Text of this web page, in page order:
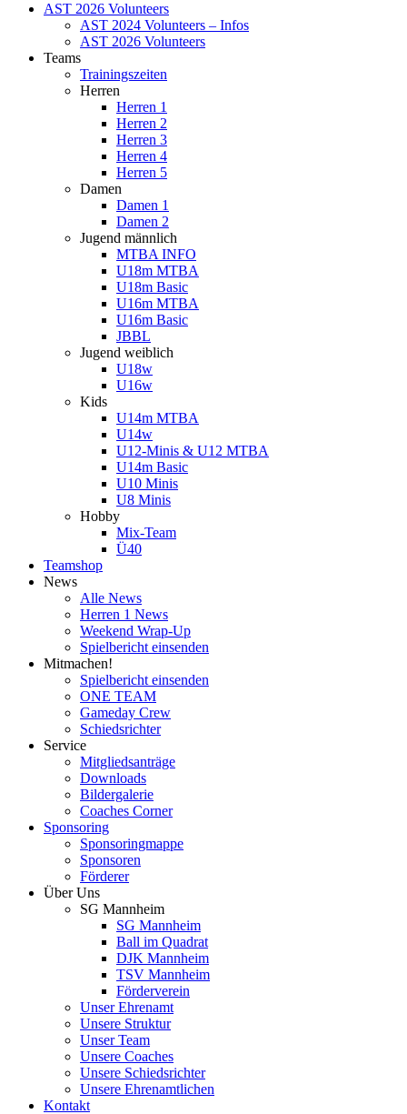
AST 2026 Volunteers
AST 2024 Volunteers – Infos
AST 2026 Volunteers
Teams
Trainingszeiten
Herren
Herren 1
Herren 2
Herren 3
Herren 4
Herren 5
Damen
Damen 1
Damen 2
Jugend männlich
MTBA INFO
U18m MTBA
U18m Basic
U16m MTBA
U16m Basic
JBBL
Jugend weiblich
U18w
U16w
Kids
U14m MTBA
U14w
U12-Minis & U12 MTBA
U14m Basic
U10 Minis
U8 Minis
Hobby
Mix-Team
Ü40
Teamshop
News
Alle News
Herren 1 News
Weekend Wrap-Up
Spielbericht einsenden
Mitmachen!
Spielbericht einsenden
ONE TEAM
Gameday Crew
Schiedsrichter
Service
Mitgliedsanträge
Downloads
Bildergalerie
Coaches Corner
Sponsoring
Sponsoringmappe
Sponsoren
Förderer
Über Uns
SG Mannheim
SG Mannheim
Ball im Quadrat
DJK Mannheim
TSV Mannheim
Förderverein
Unser Ehrenamt
Unsere Struktur
Unser Team
Unsere Coaches
Unsere Schiedsrichter
Unsere Ehrenamtlichen
Kontakt